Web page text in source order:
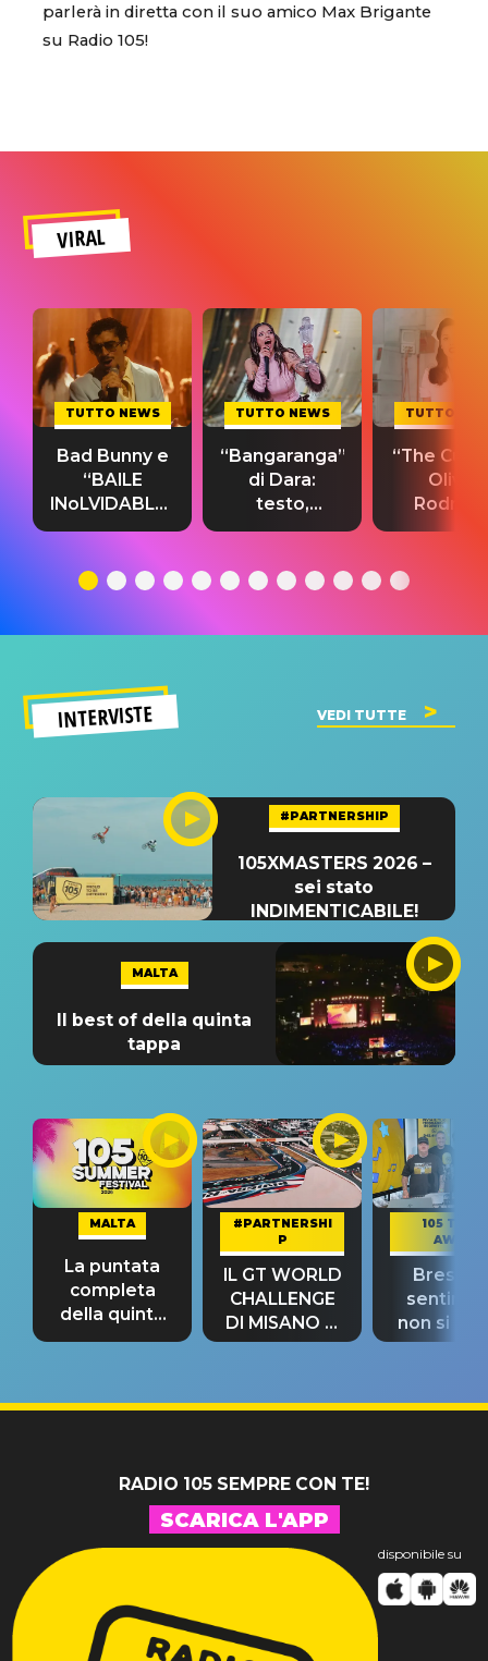
parlerà in diretta con il suo amico Max Brigante
su Radio 105!
VIRAL
TUTTO NEWS
Bad Bunny e
“BAILE
INoLVIDABLE”:
testo,
significato
TUTTO NEWS
“Bangaranga”
di Dara:
testo,
traduzione e
del singolo
TUTTO
“The
Olivia
testo,
INTERVISTE VEDI TUTTE
#PARTNERSHIP
105XMASTERS 2026 –
sei stato
INDIMENTICABILE!
MALTA
Il best of della quinta
tappa
MALTA
La puntata
completa
della quinta
tappa
#PARTNERSHI
P
IL GT WORLD
CHALLENGE
DI MISANO si
riconferma
105 TAKE
AWAY
Bresh:
non si
fino alla
RADIO 105 SEMPRE CON TE!
SCARICA L'APP
disponibile su